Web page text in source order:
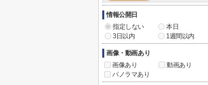
情報公開日
指定しない
本日
3日以内
1週間以内
画像・動画あり
画像あり
動画あり
パノラマあり